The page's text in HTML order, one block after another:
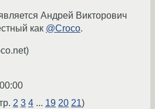
Андрей Викторович
как @Croco.
2 3 4 ... 19 20 21)